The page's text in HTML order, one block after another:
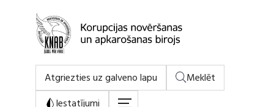
Atgriezties uz galveno lapu
Meklēt
Iestatījumi